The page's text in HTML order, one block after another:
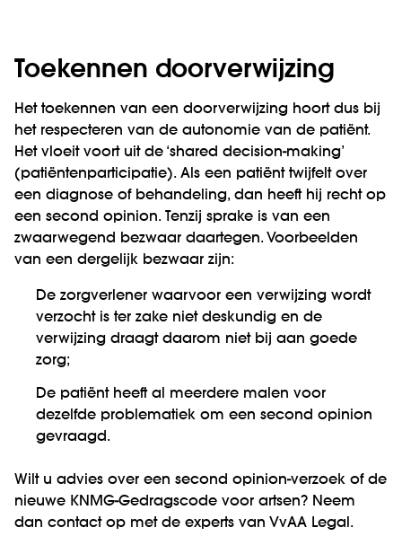
Toekennen doorverwijzing
Het toekennen van een doorverwijzing hoort dus bij
het respecteren van de autonomie van de patiënt.
Het vloeit voort uit de ‘shared decision-making’
(patiëntenparticipatie). Als een patiënt twijfelt over
een diagnose of behandeling, dan heeft hij recht op
een second opinion. Tenzij sprake is van een
zwaarwegend bezwaar daartegen. Voorbeelden
van een dergelijk bezwaar zijn:
De zorgverlener waarvoor een verwijzing wordt
verzocht is ter zake niet deskundig en de
verwijzing draagt daarom niet bij aan goede
zorg;
De patiënt heeft al meerdere malen voor
dezelfde problematiek om een second opinion
gevraagd.
Wilt u advies over een second opinion-verzoek of de
nieuwe KNMG-Gedragscode voor artsen? Neem
dan contact op met de experts van VvAA Legal.